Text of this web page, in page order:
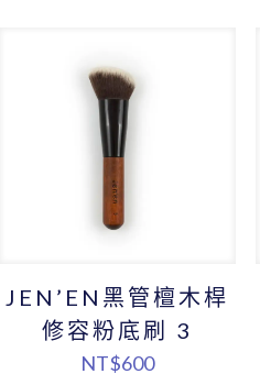
JEN’EN黑管檀木桿
修容粉底刷 3
NT$600